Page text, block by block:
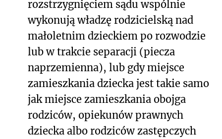
rozstrzygnięciem sądu wspólnie
wykonują władzę rodzicielską nad
małoletnim dzieckiem po rozwodzie
lub w trakcie separacji (piecza
naprzemienna), lub gdy miejsce
zamieszkania dziecka jest takie samo
jak miejsce zamieszkania obojga
rodziców, opiekunów prawnych
dziecka albo rodziców zastępczych